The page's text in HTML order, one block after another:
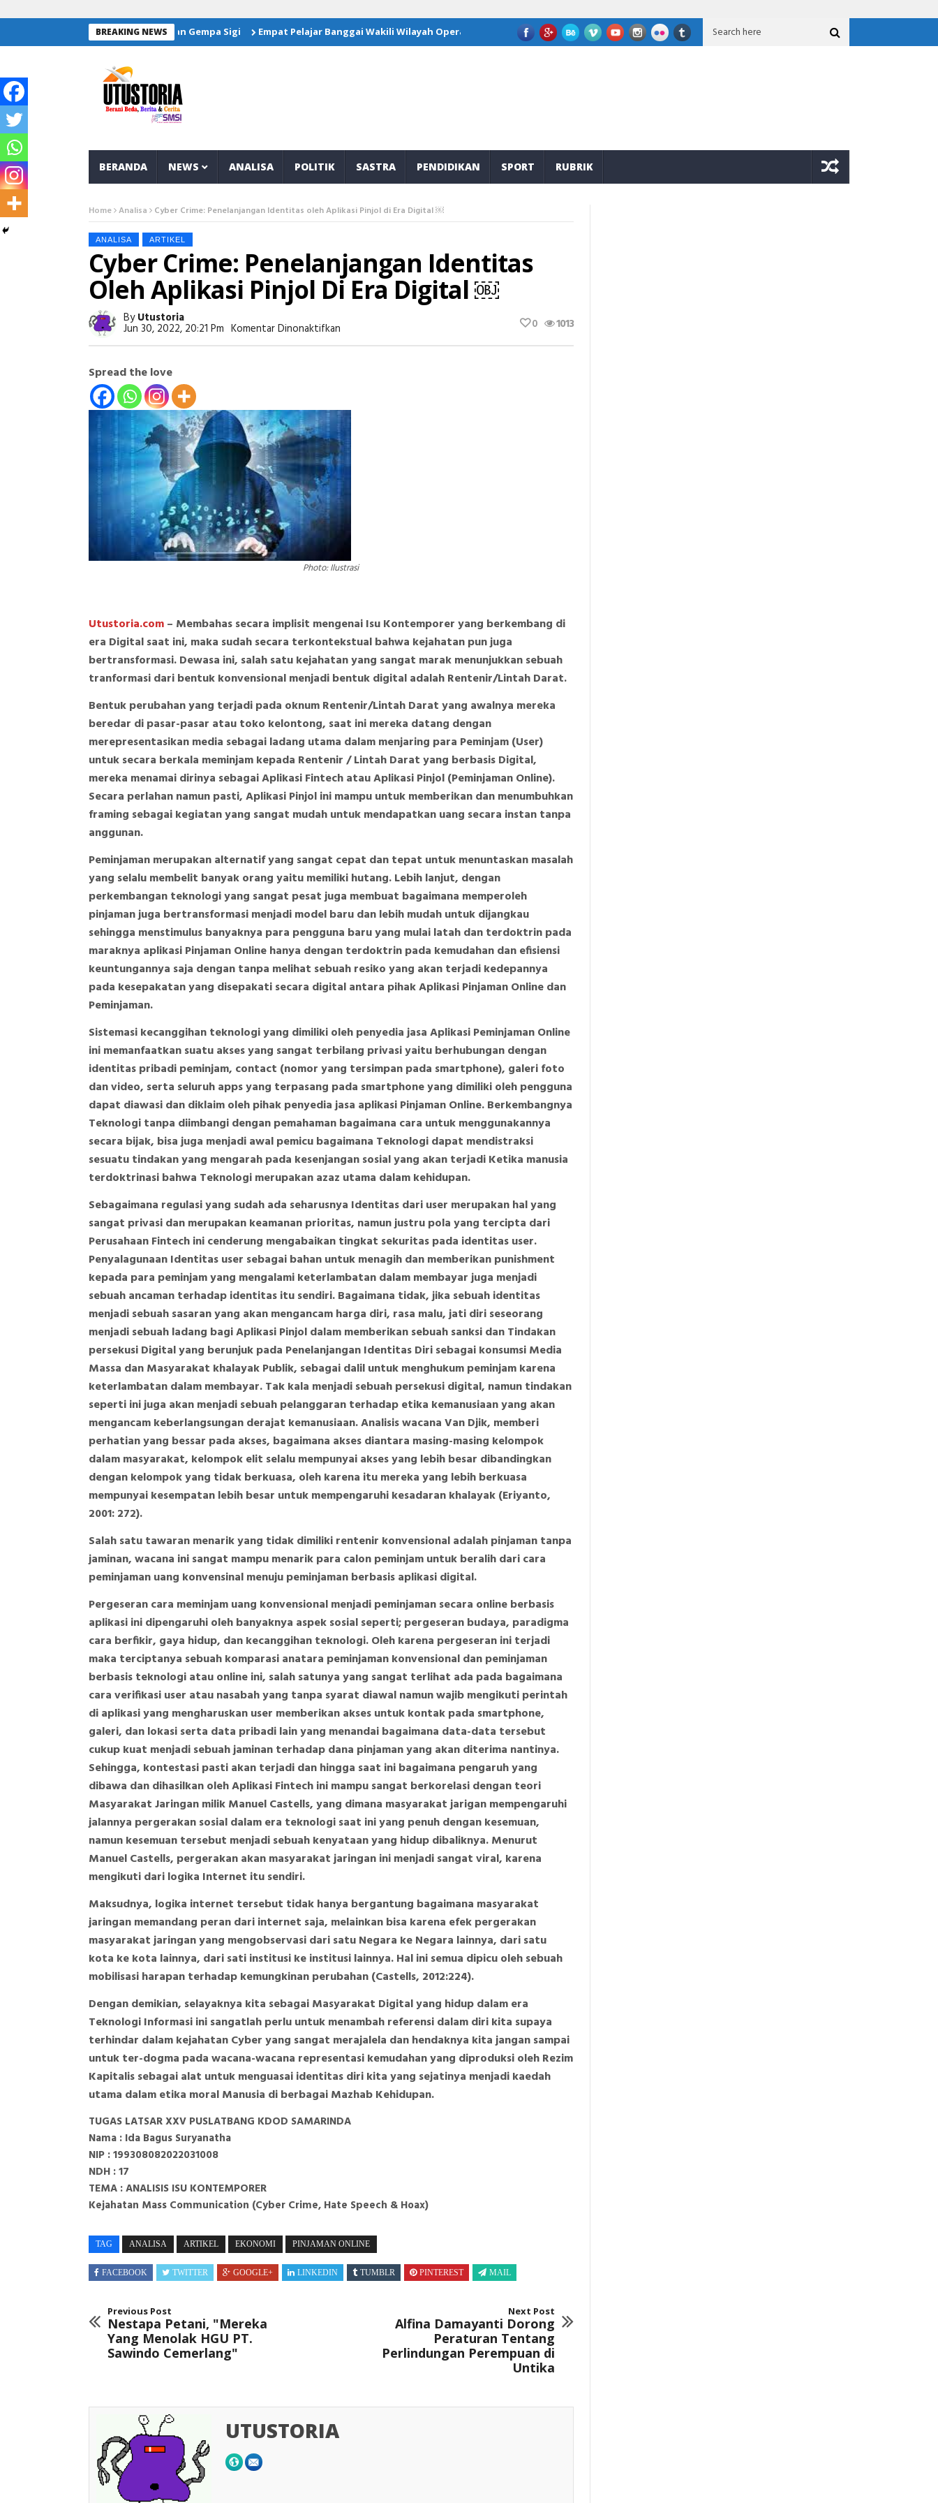
BREAKING NEWS
Salurkan Bantuan Untuk Korban Gempa Sigi Empat Pelajar Banggai Wakili Wilayah Operasi JOB Tomori di Program Kepemimpinan Nasional GFLN 2026
BERANDA NEWS ANALISA POLITIK SASTRA PENDIDIKAN SPORT RUBRIK
Home Analisa Cyber Crime: Penelanjangan Identitas oleh Aplikasi Pinjol di Era Digital ￼
ANALISA ARTIKEL
Cyber Crime: Penelanjangan Identitas
Oleh Aplikasi Pinjol Di Era Digital ￼
ByUtustoria
Jun 30, 2022, 20:21 Pm Komentar Dinonaktifkan
Crime:
Pinjol
Di
Era
Digital
￼
1013
0
Spread the love
Photo: Ilustrasi
Utustoria.com– Membahas secara implisit mengenai Isu Kontemporer yang berkembang di
era Digital saat ini, maka sudah secara terkontekstual bahwa kejahatan pun juga
bertransformasi. Dewasa ini, salah satu kejahatan yang sangat marak menunjukkan sebuah
tranformasi dari bentuk konvensional menjadi bentuk digital adalah Rentenir/Lintah Darat.
Bentuk perubahan yang terjadi pada oknum Rentenir/Lintah Darat yang awalnya mereka
beredar di pasar-pasar atau toko kelontong, saat ini mereka datang dengan
merepresentasikan media sebagai ladang utama dalam menjaring para Peminjam (User)
untuk secara berkala meminjam kepada Rentenir / Lintah Darat yang berbasis Digital,
mereka menamai dirinya sebagai Aplikasi Fintech atau Aplikasi Pinjol (Peminjaman Online).
Secara perlahan namun pasti, Aplikasi Pinjol ini mampu untuk memberikan dan menumbuhkan
framing sebagai kegiatan yang sangat mudah untuk mendapatkan uang secara instan tanpa
anggunan.
Peminjaman merupakan alternatif yang sangat cepat dan tepat untuk menuntaskan masalah
yang selalu membelit banyak orang yaitu memiliki hutang. Lebih lanjut, dengan
perkembangan teknologi yang sangat pesat juga membuat bagaimana memperoleh
pinjaman juga bertransformasi menjadi model baru dan lebih mudah untuk dijangkau
sehingga menstimulus banyaknya para pengguna baru yang mulai latah dan terdoktrin pada
maraknya aplikasi Pinjaman Online hanya dengan terdoktrin pada kemudahan dan efisiensi
keuntungannya saja dengan tanpa melihat sebuah resiko yang akan terjadi kedepannya
pada kesepakatan yang disepakati secara digital antara pihak Aplikasi Pinjaman Online dan
Peminjaman.
Sistemasi kecanggihan teknologi yang dimiliki oleh penyedia jasa Aplikasi Peminjaman Online
ini memanfaatkan suatu akses yang sangat terbilang privasi yaitu berhubungan dengan
identitas pribadi peminjam, contact (nomor yang tersimpan pada smartphone), galeri foto
dan video, serta seluruh apps yang terpasang pada smartphone yang dimiliki oleh pengguna
dapat diawasi dan diklaim oleh pihak penyedia jasa aplikasi Pinjaman Online. Berkembangnya
Teknologi tanpa diimbangi dengan pemahaman bagaimana cara untuk menggunakannya
secara bijak, bisa juga menjadi awal pemicu bagaimana Teknologi dapat mendistraksi
sesuatu tindakan yang mengarah pada kesenjangan sosial yang akan terjadi Ketika manusia
terdoktrinasi bahwa Teknologi merupakan azaz utama dalam kehidupan.
Sebagaimana regulasi yang sudah ada seharusnya Identitas dari user merupakan hal yang
sangat privasi dan merupakan keamanan prioritas, namun justru pola yang tercipta dari
Perusahaan Fintech ini cenderung mengabaikan tingkat sekuritas pada identitas user.
Penyalagunaan Identitas user sebagai bahan untuk menagih dan memberikan punishment
kepada para peminjam yang mengalami keterlambatan dalam membayar juga menjadi
sebuah ancaman terhadap identitas itu sendiri. Bagaimana tidak, jika sebuah identitas
menjadi sebuah sasaran yang akan mengancam harga diri, rasa malu, jati diri seseorang
menjadi sebuah ladang bagi Aplikasi Pinjol dalam memberikan sebuah sanksi dan Tindakan
persekusi Digital yang berunjuk pada Penelanjangan Identitas Diri sebagai konsumsi Media
Massa dan Masyarakat khalayak Publik, sebagai dalil untuk menghukum peminjam karena
keterlambatan dalam membayar. Tak kala menjadi sebuah persekusi digital, namun tindakan
seperti ini juga akan menjadi sebuah pelanggaran terhadap etika kemanusiaan yang akan
mengancam keberlangsungan derajat kemanusiaan. Analisis wacana Van Djik, memberi
perhatian yang bessar pada akses, bagaimana akses diantara masing-masing kelompok
dalam masyarakat, kelompok elit selalu mempunyai akses yang lebih besar dibandingkan
dengan kelompok yang tidak berkuasa, oleh karena itu mereka yang lebih berkuasa
mempunyai kesempatan lebih besar untuk mempengaruhi kesadaran khalayak (Eriyanto,
2001: 272).
Salah satu tawaran menarik yang tidak dimiliki rentenir konvensional adalah pinjaman tanpa
jaminan, wacana ini sangat mampu menarik para calon peminjam untuk beralih dari cara
peminjaman uang konvensinal menuju peminjaman berbasis aplikasi digital.
Pergeseran cara meminjam uang konvensional menjadi peminjaman secara online berbasis
aplikasi ini dipengaruhi oleh banyaknya aspek sosial seperti; pergeseran budaya, paradigma
cara berfikir, gaya hidup, dan kecanggihan teknologi. Oleh karena pergeseran ini terjadi
maka terciptanya sebuah komparasi anatara peminjaman konvensional dan peminjaman
berbasis teknologi atau online ini, salah satunya yang sangat terlihat ada pada bagaimana
cara verifikasi user atau nasabah yang tanpa syarat diawal namun wajib mengikuti perintah
di aplikasi yang mengharuskan user memberikan akses untuk kontak pada smartphone,
galeri, dan lokasi serta data pribadi lain yang menandai bagaimana data-data tersebut
cukup kuat menjadi sebuah jaminan terhadap dana pinjaman yang akan diterima nantinya.
Sehingga, kontestasi pasti akan terjadi dan hingga saat ini bagaimana pengaruh yang
dibawa dan dihasilkan oleh Aplikasi Fintech ini mampu sangat berkorelasi dengan teori
Masyarakat Jaringan milik Manuel Castells, yang dimana masyarakat jarigan mempengaruhi
jalannya pergerakan sosial dalam era teknologi saat ini yang penuh dengan kesemuan,
namun kesemuan tersebut menjadi sebuah kenyataan yang hidup dibaliknya. Menurut
Manuel Castells, pergerakan akan masyarakat jaringan ini menjadi sangat viral, karena
mengikuti dari logika Internet itu sendiri.
Maksudnya, logika internet tersebut tidak hanya bergantung bagaimana masyarakat
jaringan memandang peran dari internet saja, melainkan bisa karena efek pergerakan
masyarakat jaringan yang mengobservasi dari satu Negara ke Negara lainnya, dari satu
kota ke kota lainnya, dari sati institusi ke institusi lainnya. Hal ini semua dipicu oleh sebuah
mobilisasi harapan terhadap kemungkinan perubahan (Castells, 2012:224).
Dengan demikian, selayaknya kita sebagai Masyarakat Digital yang hidup dalam era
Teknologi Informasi ini sangatlah perlu untuk menambah referensi dalam diri kita supaya
terhindar dalam kejahatan Cyber yang sangat merajalela dan hendaknya kita jangan sampai
untuk ter-dogma pada wacana-wacana representasi kemudahan yang diproduksi oleh Rezim
Kapitalis sebagai alat untuk menguasai identitas diri kita yang sejatinya menjadi kaedah
utama dalam etika moral Manusia di berbagai Mazhab Kehidupan.
TUGAS LATSAR XXV PUSLATBANG KDOD SAMARINDA
Nama : Ida Bagus Suryanatha
NIP : 199308082022031008
NDH : 17
TEMA : ANALISIS ISU KONTEMPORER
Kejahatan Mass Communication (Cyber Crime, Hate Speech & Hoax)
TAG ANALISA ARTIKEL EKONOMI PINJAMAN ONLINE
FACEBOOK TWITTER GOOGLE+ LINKEDIN TUMBLR PINTEREST MAIL
Previous Post
Nestapa Petani, "Mereka
Yang Menolak HGU PT.
Sawindo Cemerlang"
Next Post
Alfina Damayanti Dorong
Peraturan Tentang
Perlindungan Perempuan di
Untika
UTUSTORIA